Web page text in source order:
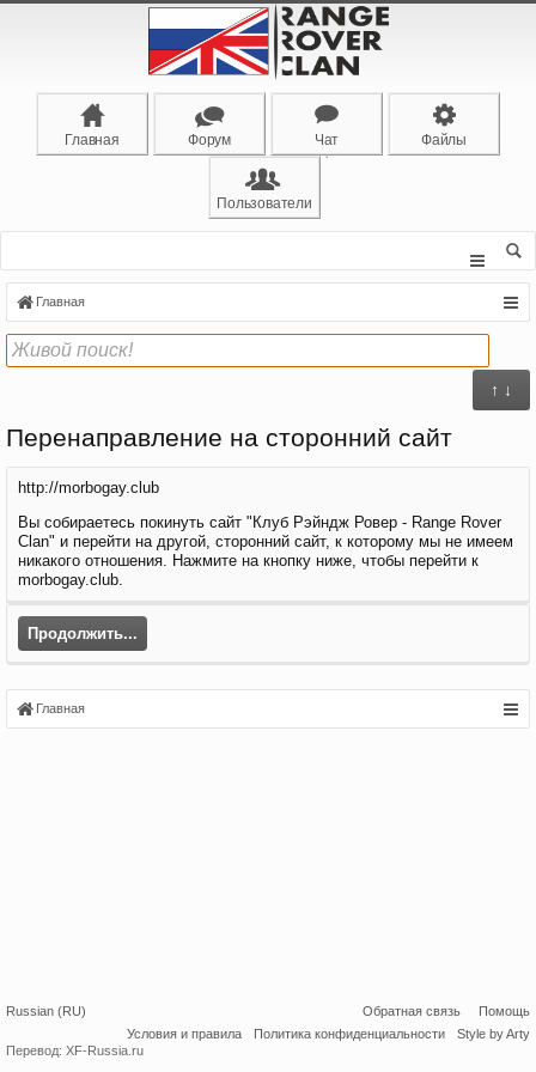
Главная Форум Чат Файлы
Пользователи
Главная
↑ ↓
Перенаправление на сторонний сайт
http://morbogay.club
Вы собираетесь покинуть сайт "Клуб Рэйндж Ровер - Range Rover
Clan" и перейти на другой, сторонний сайт, к которому мы не имеем
никакого отношения. Нажмите на кнопку ниже, чтобы перейти к
morbogay.club.
Продолжить...
Главная
Russian (RU) Обратная связь
Помощь
Условия и правила
Политика конфиденциальности
Style by Arty
Перевод: XF-Russia.ru